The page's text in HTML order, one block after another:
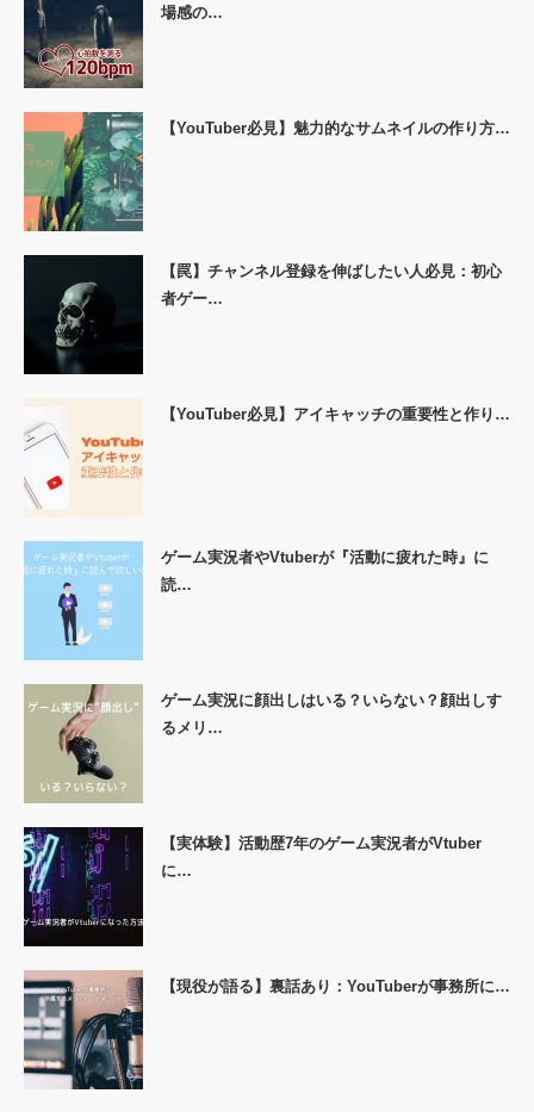
場感の…
【YouTuber必見】魅力的なサムネイルの作り方…
【罠】チャンネル登録を伸ばしたい人必見：初心
者ゲー…
【YouTuber必見】アイキャッチの重要性と作り…
ゲーム実況者やVtuberが『活動に疲れた時』に
読…
ゲーム実況に顔出しはいる？いらない？顔出しす
るメリ…
【実体験】活動歴7年のゲーム実況者がVtuber
に…
【現役が語る】裏話あり：YouTuberが事務所に…